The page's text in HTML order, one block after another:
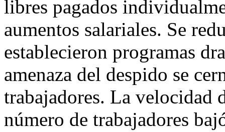
libres pagados
aumentos salariales. Se
establecieron programas
amenaza del despido se
trabajadores. La velocidad
número de trabajadores